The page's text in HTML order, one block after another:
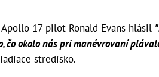
17 pilot Ronald Evans hlásil
čo okolo nás pri manévrovaní
stredisko.